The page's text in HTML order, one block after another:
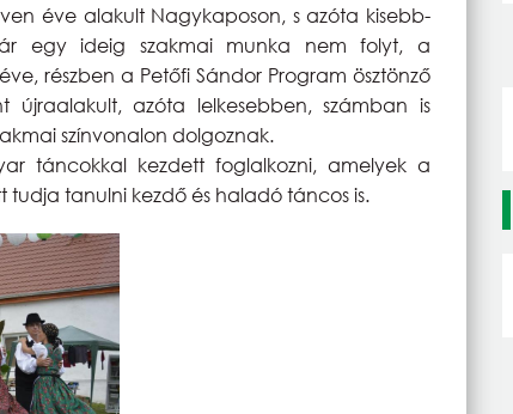
éve alakult Nagykaposon, s azóta kisebb-
egy ideig szakmai munka nem folyt, a
részben a Petőfi Sándor Program ösztönző
azóta lelkesebben, számban is
színvonalon dolgoznak.
táncokkal kezdett foglalkozni, amelyek a
tudja tanulni kezdő és haladó táncos is.